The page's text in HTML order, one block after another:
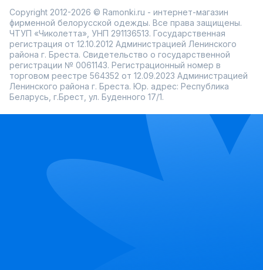
помогает выбрать идеальную пару. В приложении Ramonki
можно поймать скидку и обновить гардероб без
переплат. Это шорты, которые хочется носить снова и
снова — они добавляют настроения и свободы в каждый
шаг. Загляните в каталог — там точно есть что-то, что
захочется примерить уже сегодня!
Copyright 2012-2026 © Ramonki.ru - интернет-магазин
фирменной белорусской одежды. Все права защищены.
ЧТУП «Чиколетта», УНП 291136513. Государственная
регистрация от 12.10.2012 Администрацией Ленинского
района г. Бреста. Свидетельство о государственной
регистрации № 0061143. Регистрационный номер в
торговом реестре 564352 от 12.09.2023 Администрацией
Ленинского района г. Бреста. Юр. адрес: Республика
Беларусь, г.Брест, ул. Буденного 17/1.